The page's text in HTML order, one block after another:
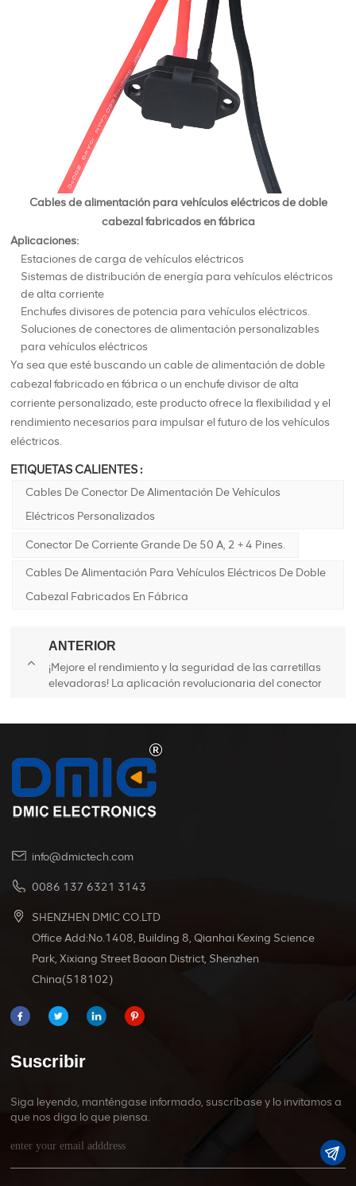
Cables de alimentación para vehículos eléctricos de doble
cabezal fabricados en fábrica
Aplicaciones:
Estaciones de carga de vehículos eléctricos
Sistemas de distribución de energía para vehículos eléctricos
de alta corriente
Enchufes divisores de potencia para vehículos eléctricos.
Soluciones de conectores de alimentación personalizables
para vehículos eléctricos
Ya sea que esté buscando un cable de alimentación de doble
cabezal fabricado en fábrica o un enchufe divisor de alta
corriente personalizado, este producto ofrece la flexibilidad y el
rendimiento necesarios para impulsar el futuro de los vehículos
eléctricos.
ETIQUETAS CALIENTES :
Cables De Conector De Alimentación De Vehículos
Eléctricos Personalizados
Conector De Corriente Grande De 50 A, 2 + 4 Pines.
Cables De Alimentación Para Vehículos Eléctricos De Doble
Cabezal Fabricados En Fábrica
ANTERIOR
¡Mejore el rendimiento y la seguridad de las carretillas
elevadoras! La aplicación revolucionaria del conector
info@dmictech.com
0086 137 6321 3143
SHENZHEN DMIC CO.LTD
Office Add:No.1408, Building 8, Qianhai Kexing Science
Park, Xixiang Street Baoan District, Shenzhen
China(518102)
Suscribir
Siga leyendo, manténgase informado, suscríbase y lo invitamos a
que nos diga lo que piensa.